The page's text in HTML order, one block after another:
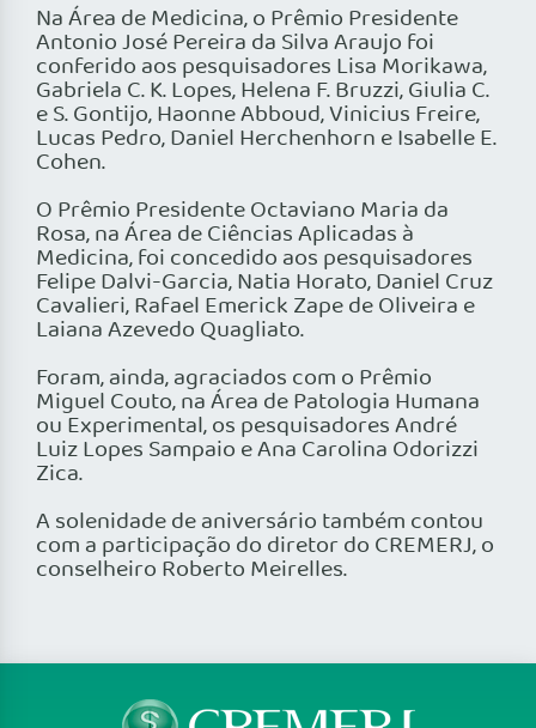
Na Área de Medicina, o Prêmio Presidente
Antonio José Pereira da Silva Araujo foi
conferido aos pesquisadores Lisa Morikawa,
Gabriela C. K. Lopes, Helena F. Bruzzi, Giulia C.
e S. Gontijo, Haonne Abboud, Vinicius Freire,
Lucas Pedro, Daniel Herchenhorn e Isabelle E.
Cohen.
O Prêmio Presidente Octaviano Maria da
Rosa, na Área de Ciências Aplicadas à
Medicina, foi concedido aos pesquisadores
Felipe Dalvi-Garcia, Natia Horato, Daniel Cruz
Cavalieri, Rafael Emerick Zape de Oliveira e
Laiana Azevedo Quagliato.
Foram, ainda, agraciados com o Prêmio
Miguel Couto, na Área de Patologia Humana
ou Experimental, os pesquisadores André
Luiz Lopes Sampaio e Ana Carolina Odorizzi
Zica.
A solenidade de aniversário também contou
com a participação do diretor do CREMERJ, o
conselheiro Roberto Meirelles.